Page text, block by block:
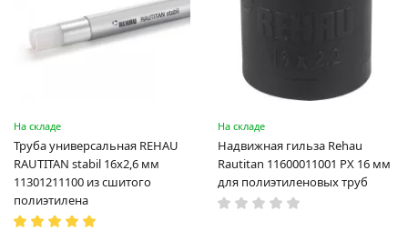
На складе
Труба универсальная REHAU
RAUTITAN stabil 16х2,6 мм
11301211100 из сшитого
полиэтилена
На складе
Надвижная гильза Rehau
Rautitan 11600011001 PX 16 мм
для полиэтиленовых труб